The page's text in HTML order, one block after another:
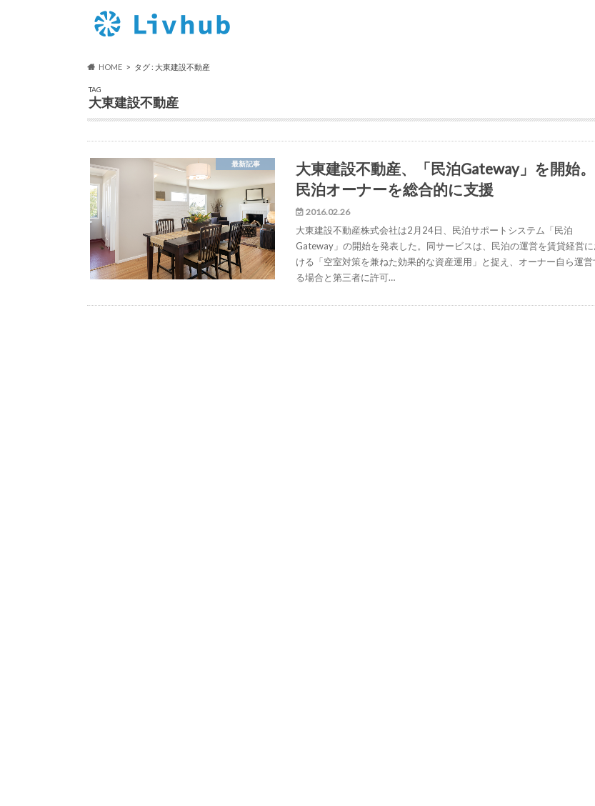
HOME タグ : 大東建設不動産
TAG
大東建設不動産
最新記事
大東建設不動産、「民泊Gateway」を開始。
民泊オーナーを総合的に支援
2016.02.26
大東建設不動産株式会社は2月24日、民泊サポートシステム「民泊
Gateway」の開始を発表した。同サービスは、民泊の運営を賃貸経営に
ける「空室対策を兼ねた効果的な資産運用」と捉え、オーナー自ら運営
る場合と第三者に許可…